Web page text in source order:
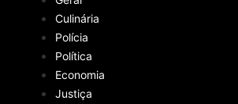
Culinária
Polícia
Política
Economia
Justiça